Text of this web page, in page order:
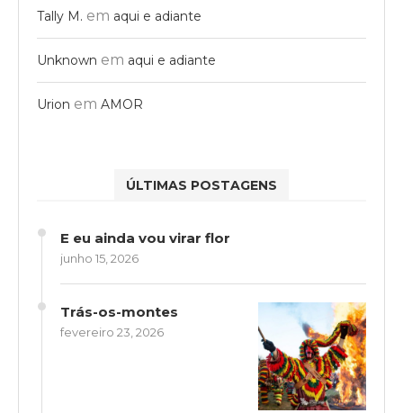
Tally M. em aqui e adiante
Unknown em aqui e adiante
Urion em AMOR
ÚLTIMAS POSTAGENS
E eu ainda vou virar flor
junho 15, 2026
Trás-os-montes
fevereiro 23, 2026